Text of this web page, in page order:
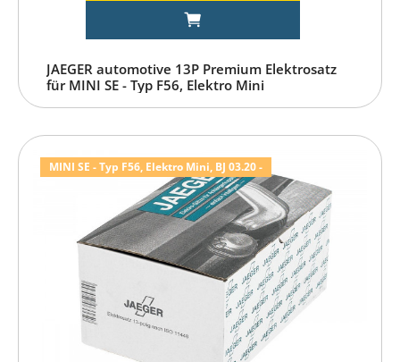
JAEGER automotive 13P Premium Elektrosatz
für MINI SE - Typ F56, Elektro Mini
MINI SE - Typ F56, Elektro Mini, BJ 03.20 -